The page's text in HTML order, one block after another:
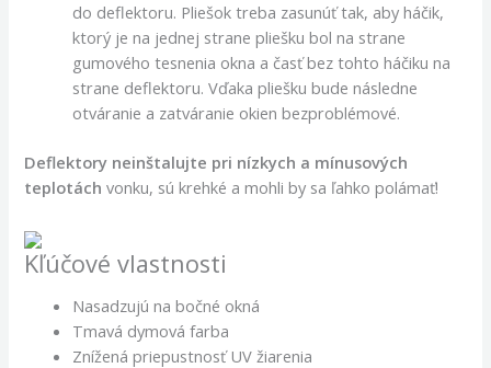
do deflektoru. Pliešok treba zasunúť tak, aby háčik,
ktorý je na jednej strane pliešku bol na strane
gumového tesnenia okna a časť bez tohto háčiku na
strane deflektoru. Vďaka pliešku bude následne
otváranie a zatváranie okien bezproblémové.
Deflektory neinštalujte pri nízkych a mínusových
teplotách vonku, sú krehké a mohli by sa ľahko polámať!
Kľúčové vlastnosti
Nasadzujú na bočné okná
Tmavá dymová farba
Znížená priepustnosť UV žiarenia